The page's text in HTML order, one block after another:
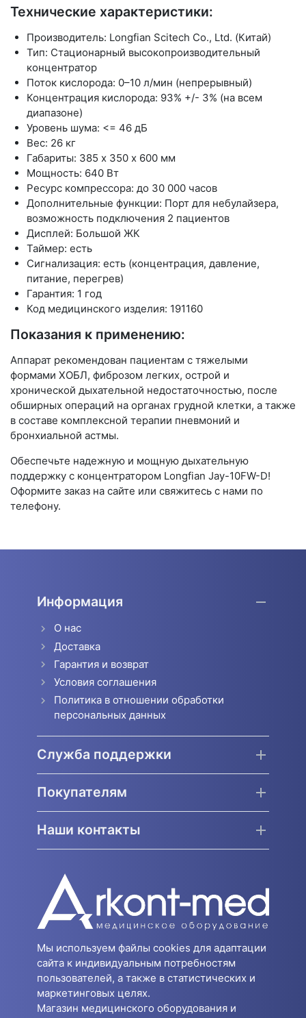
Технические характеристики:
Производитель: Longfian Scitech Co., Ltd. (Китай)
Тип: Стационарный высокопроизводительный
концентратор
Поток кислорода: 0–10 л/мин (непрерывный)
Концентрация кислорода: 93% +/- 3% (на всем
диапазоне)
Уровень шума: <= 46 дБ
Вес: 26 кг
Габариты: 385 х 350 х 600 мм
Мощность: 640 Вт
Ресурс компрессора: до 30 000 часов
Дополнительные функции: Порт для небулайзера,
возможность подключения 2 пациентов
Дисплей: Большой ЖК
Таймер: есть
Сигнализация: есть (концентрация, давление,
питание, перегрев)
Гарантия: 1 год
Код медицинского изделия: 191160
Показания к применению:
Аппарат рекомендован пациентам с тяжелыми
формами ХОБЛ, фиброзом легких, острой и
хронической дыхательной недостаточностью, после
обширных операций на органах грудной клетки, а также
в составе комплексной терапии пневмоний и
бронхиальной астмы.
Обеспечьте надежную и мощную дыхательную
поддержку с концентратором Longfian Jay-10FW-D!
Оформите заказ на сайте или свяжитесь с нами по
телефону.
Информация
О нас
Доставка
Гарантия и возврат
Условия соглашения
Политика в отношении обработки
персональных данных
Служба поддержки
Покупателям
Наши контакты
Мы используем файлы cookies для адаптации
сайта к индивидуальным потребностям
пользователей, а также в статистических и
маркетинговых целях.
Магазин медицинского оборудования и